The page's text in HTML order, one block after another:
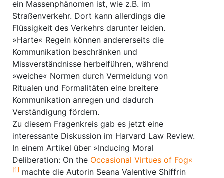
ein Massenphänomen ist, wie z.B. im
Straßenverkehr. Dort kann allerdings die
Flüssigkeit des Verkehrs darunter leiden.
»Harte« Regeln können andererseits die
Kommunikation beschränken und
Missverständnisse herbeiführen, während
»weiche« Normen durch Vermeidung von
Ritualen und Formalitäten eine breitere
Kommunikation anregen und dadurch
Verständigung fördern.
Zu diesem Fragenkreis gab es jetzt eine
interessante Diskussion im Harvard Law Review.
In einem Artikel über »Inducing Moral
Deliberation: On the Occasional Virtues of Fog«
[1] machte die Autorin Seana Valentive Shiffrin